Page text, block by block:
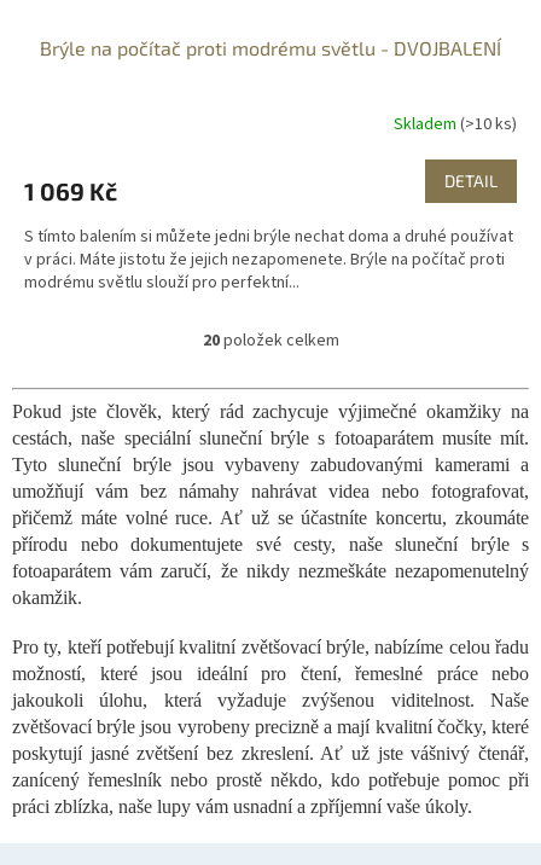
Brýle na počítač proti modrému světlu - DVOJBALENÍ
Skladem (>10 ks)
1 069 Kč DETAIL
S tímto balením si můžete jedni brýle nechat doma a druhé používat
v práci. Máte jistotu že jejich nezapomenete. Brýle na počítač proti
modrému světlu slouží pro perfektní...
O
l
á
d
a
c
p
r
v
v
ý
p
i
s
u
20položek celkem
Pokud jste člověk, který rád zachycuje výjimečné okamžiky na
cestách, naše speciální sluneční brýle s fotoaparátem musíte mít.
Tyto sluneční brýle jsou vybaveny zabudovanými kamerami a
umožňují vám bez námahy nahrávat videa nebo fotografovat,
přičemž máte volné ruce. Ať už se účastníte koncertu, zkoumáte
přírodu nebo dokumentujete své cesty, naše sluneční brýle s
fotoaparátem vám zaručí, že nikdy nezmeškáte nezapomenutelný
okamžik.
Pro ty, kteří potřebují kvalitní zvětšovací brýle, nabízíme celou řadu
možností, které jsou ideální pro čtení, řemeslné práce nebo
jakoukoli úlohu, která vyžaduje zvýšenou viditelnost. Naše
zvětšovací brýle jsou vyrobeny precizně a mají kvalitní čočky, které
poskytují jasné zvětšení bez zkreslení. Ať už jste vášnivý čtenář,
zanícený řemeslník nebo prostě někdo, kdo potřebuje pomoc při
práci zblízka, naše lupy vám usnadní a zpříjemní vaše úkoly.